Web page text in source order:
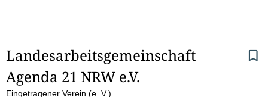
S
e
Landesarbeitsgemeinschaft
Agenda 21 NRW e.V.
Eingetragener Verein (e. V.)